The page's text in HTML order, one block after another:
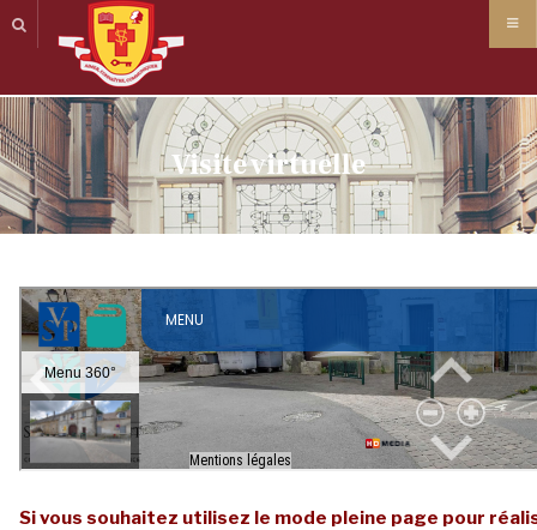
Visite virtuelle
Si vous souhaitez utilisez le mode pleine page pour
Panneau de gestion des cookies